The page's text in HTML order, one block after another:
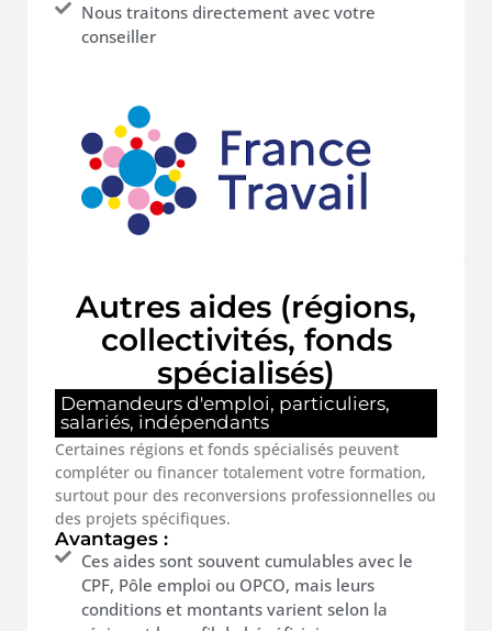
Nous traitons directement avec votre
conseiller
Autres aides (régions,
collectivités, fonds
spécialisés)
Demandeurs d'emploi, particuliers,
salariés, indépendants
Certaines régions et fonds spécialisés peuvent
compléter ou financer totalement votre formation,
surtout pour des reconversions professionnelles ou
des projets spécifiques.
Avantages :
Ces aides sont souvent cumulables avec le
CPF, Pôle emploi ou OPCO, mais leurs
conditions et montants varient selon la